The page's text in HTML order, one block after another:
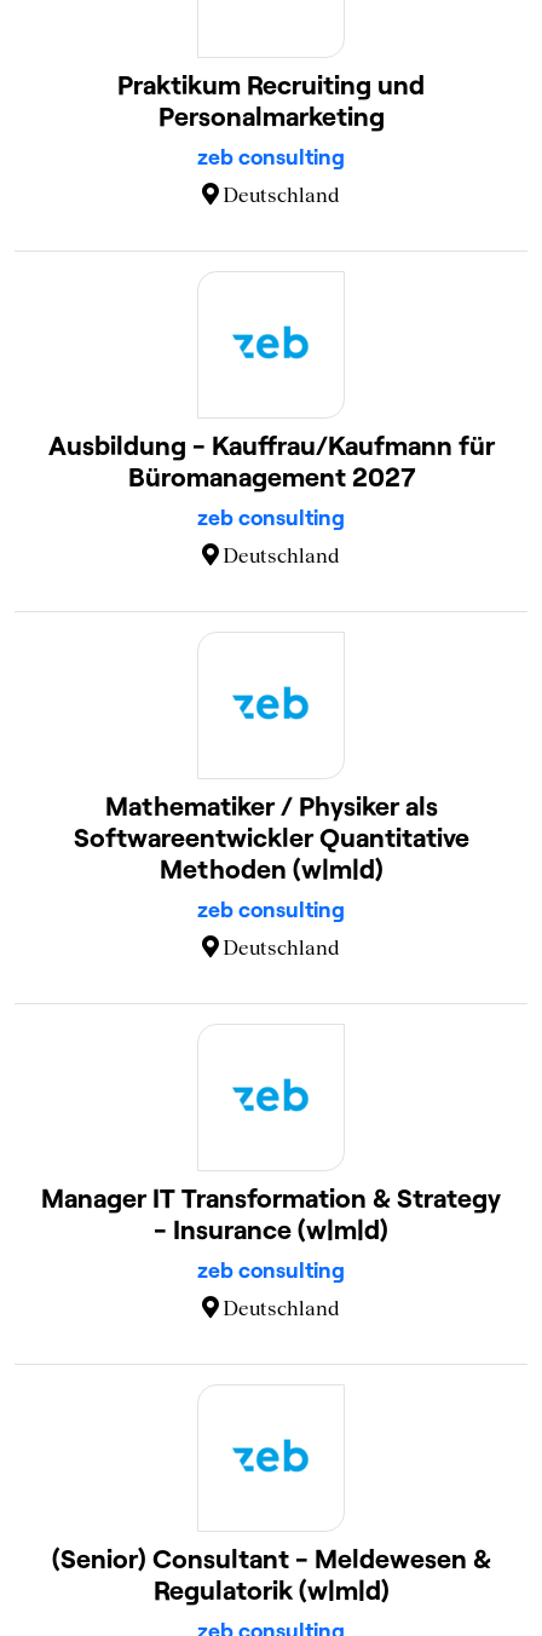
Praktikum Recruiting und
Personalmarketing
zeb consulting
Deutschland
Ausbildung - Kauffrau/Kaufmann für
Büromanagement 2027
zeb consulting
Deutschland
Mathematiker / Physiker als
Softwareentwickler Quantitative
Methoden (w|m|d)
zeb consulting
Deutschland
Manager IT Transformation & Strategy
- Insurance (w|m|d)
zeb consulting
Deutschland
(Senior) Consultant - Meldewesen &
Regulatorik (w|m|d)
zeb consulting